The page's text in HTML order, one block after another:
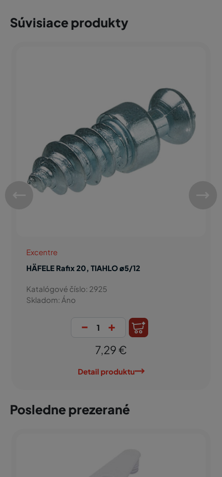
Súvisiace produkty
Excentre
HÄFELE Rafix 20, TIAHLO D5 ø5/7,5
Katalógové číslo: 3181
Skladom: Áno
- +
0,13 €
Detail produktu
Posledne prezerané